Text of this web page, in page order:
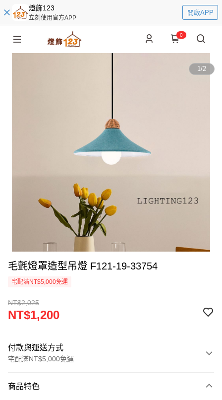
燈飾123
立刻使用官方APP
開啟APP
0
1/2
毛氈燈罩造型吊燈 F121-19-33754
宅配滿NT$5,000免運
NT$2,025
NT$1,200
付款與運送方式
宅配滿NT$5,000免運
信用卡一次付款
商品特色